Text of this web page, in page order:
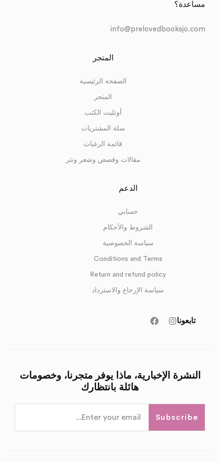
مساعدة؟
info@prelovedbooksjo.com
المتجر
الصفحة الرئيسية
المتجر
أوتليت الكتب
سلة المشتريات
قائمة الرغبات
مقالات وقصص وشعر ونثر
الدعم
حسابي
الشروط والأحكام
سياسة الخصوصية
Conditions and Terms
Return and refund policy
سياسة الإرجاع والاسترداد
تابعونا
النشرة الإخبارية، ماذا يوفر متجرنا، وخصومات
هائلة بانتظارك
Subscribe